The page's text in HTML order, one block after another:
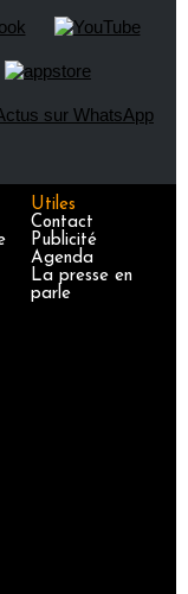
Utiles
Contact
Publicité
Agenda
La presse en
parle